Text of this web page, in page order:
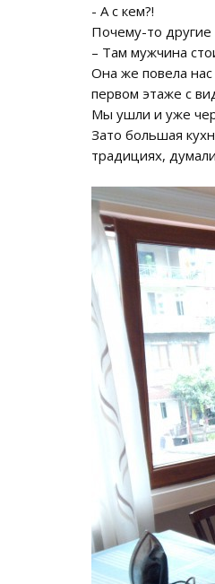
- А с кем?!
Почему-то другие
– Там мужчина
Она же повела нас
первом этаже с
Мы ушли и уже
Зато большая
традициях,